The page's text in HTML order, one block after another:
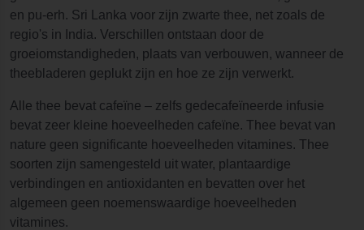
en pu-erh. Sri Lanka voor zijn zwarte thee, net zoals de
regio's in India. Verschillen ontstaan door de
groeiomstandigheden, plaats van verbouwen, wanneer de
theebladeren geplukt zijn en hoe ze zijn verwerkt.
Alle thee bevat cafeïne – zelfs gedecafeïneerde infusie
bevat zeer kleine hoeveelheden cafeïne. Thee bevat van
nature geen significante hoeveelheden vitamines. Thee
soorten zijn samengesteld uit water, plantaardige
verbindingen en antioxidanten en bevatten over het
algemeen geen noemenswaardige hoeveelheden
vitamines.